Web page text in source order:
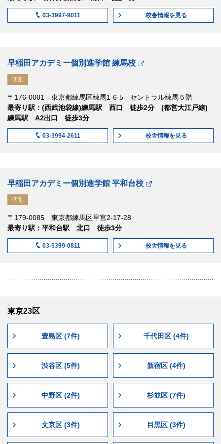
03-3997-9011 校舎情報を見る
早稲田アカデミー個別進学館 練馬校
個別
〒176-0001 東京都練馬区練馬1-6-5 セントラル練馬５階
最寄り駅：(西武池袋線)練馬駅 西口 徒歩2分 (都営大江戸線)
練馬駅 A2出口 徒歩3分
03-3994-2611 校舎情報を見る
早稲田アカデミー個別進学館 平和台校
個別
〒179-0085 東京都練馬区早宮2-17-28
最寄り駅：平和台駅 北口 徒歩3分
03-5399-0811 校舎情報を見る
東京23区
豊島区 (7件) 千代田区 (4件)
渋谷区 (5件) 新宿区 (4件)
中野区 (2件) 杉並区 (7件)
文京区 (3件) 目黒区 (3件)